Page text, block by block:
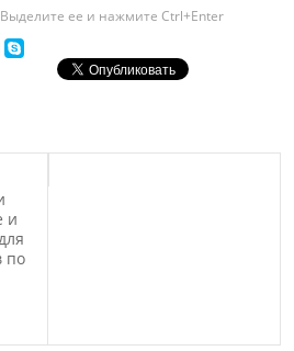
ее и нажмите Ctrl+Enter
и
по